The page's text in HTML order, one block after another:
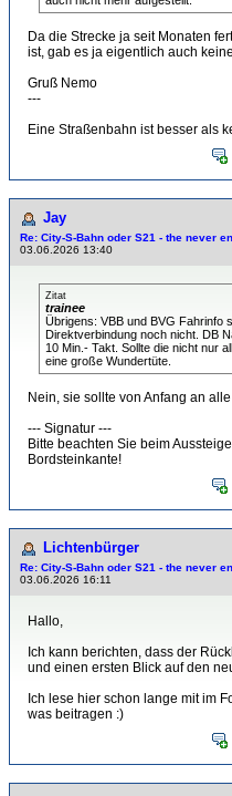
Da die Strecke ja seit Monaten
ist, gab es ja eigentlich auch
Gruß Nemo
---
Eine Straßenbahn ist besser als
Jay
Re: City-S-Bahn oder S21 - the never
03.06.2026 13:40
Zitat
trainee
Übrigens: VBB und BVG Fahrinfo
Direktverbindung noch nicht. DB
10 Min.- Takt. Sollte die nicht nur
eine große Wundertüte.
Nein, sie sollte von Anfang an
--- Signatur ---
Bitte beachten Sie beim
Bordsteinkante!
Lichtenbürger
Re: City-S-Bahn oder S21 - the never
03.06.2026 16:11
Hallo,
Ich kann berichten, dass der
und einen ersten Blick auf den
Ich lese hier schon lange mit im
was beitragen :)